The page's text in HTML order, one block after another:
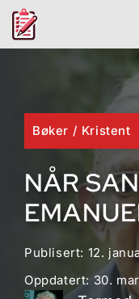
Hopp
Bøker / Kristent
NÅR
Publisert: 12.
Oppdatert: 30.